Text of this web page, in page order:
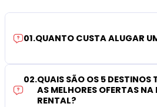
01.QUANTO CUSTA ALUGAR
02.QUAIS SÃO OS 5
AS MELHORES OFERTAS NA
RENTAL?